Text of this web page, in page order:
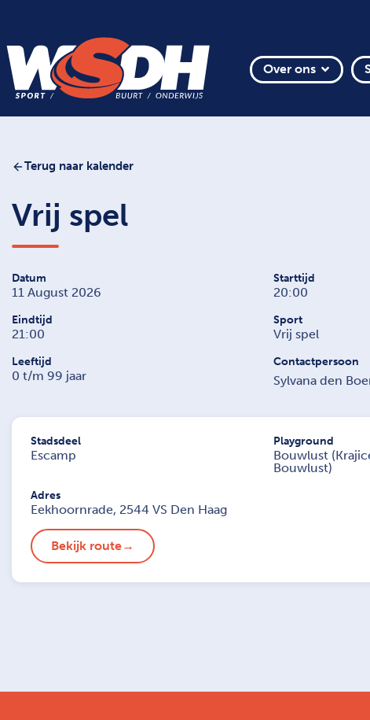
Over ons
Terug naar kalender
Vrij spel
Datum
11 August 2026
Starttijd
20:00
Eindtijd
21:00
Sport
Vrij spel
Leeftijd
0 t/m 99 jaar
Contactpersoon
Sylvana den
Stadsdeel
Escamp
Playground
Bouwlust
Bouwlust)
Adres
Eekhoornrade, 2544 VS Den Haag
Bekijk route